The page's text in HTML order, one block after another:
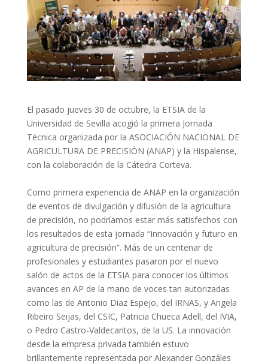
El pasado jueves 30 de octubre, la ETSIA de la
Universidad de Sevilla acogió la primera Jornada
Técnica organizada por la ASOCIACIÓN NACIONAL DE
AGRICULTURA DE PRECISIÓN (ANAP) y la Hispalense,
con la colaboración de la Cátedra Corteva.
Como primera experiencia de ANAP en la organización
de eventos de divulgación y difusión de la agricultura
de precisión, no podríamos estar más satisfechos con
los resultados de esta jornada “Innovación y futuro en
agricultura de precisión”. Más de un centenar de
profesionales y estudiantes pasaron por el nuevo
salón de actos de la ETSIA para conocer los últimos
avances en AP de la mano de voces tan autorizadas
como las de Antonio Diaz Espejo, del IRNAS, y Angela
Ribeiro Seijas, del CSIC, Patricia Chueca Adell, del IVIA,
o Pedro Castro-Valdecantos, de la US. La innovación
desde la empresa privada también estuvo
brillantemente representada por Alexander Gonzáles